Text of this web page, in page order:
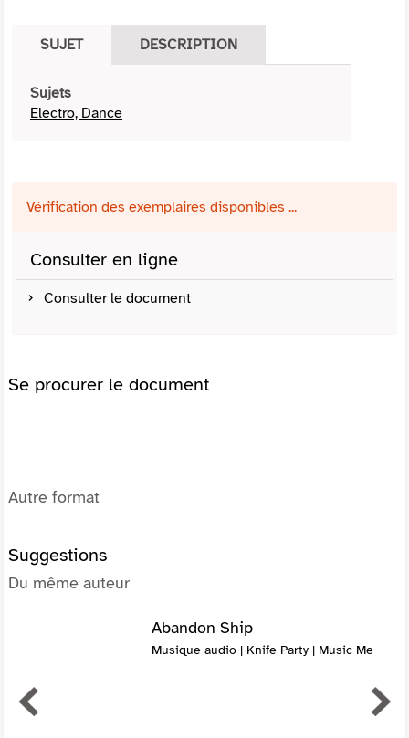
SUJET DESCRIPTION
Sujets
Electro, Dance
Vérification des exemplaires disponibles ...
Consulter en ligne
Consulter le document
Se procurer le document
Autre format
Suggestions
Du même auteur
Abandon Ship
Musique audio | Knife Party | Music Me